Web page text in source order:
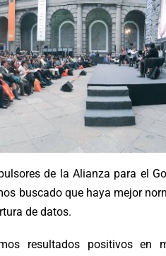
de la Alianza para el
buscado que haya mejor
de datos.
resultados positivos en